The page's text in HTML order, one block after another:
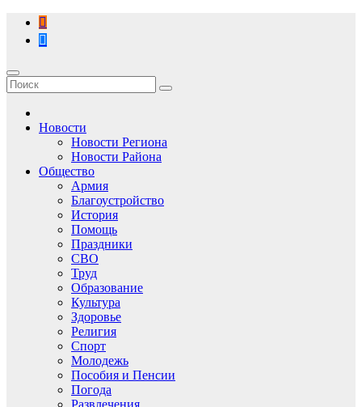
Перейти
содержимому
Новости
Новости Региона
Новости Района
Общество
Армия
Благоустройство
История
Помощь
Праздники
СВО
Труд
Образование
Культура
Здоровье
Религия
Спорт
Молодежь
Пособия и Пенсии
Погода
Развлечения